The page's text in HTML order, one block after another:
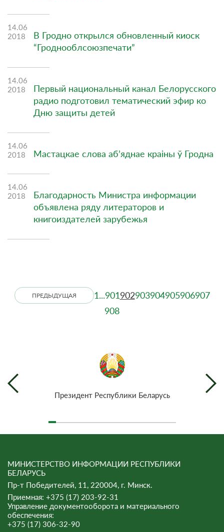
14.06
2018
В Гродно открылся обновленный киоск
“Гроднооблсоюзпечати”
14.06
2018
Первый национальный канал Белорусского
радио подготовил тематический эфир ко
Дню защиты детей
14.06
2018
Мастацкае слова аб’яднае краіны ў Гродна
14.06
2018
Благодарность Министра информации
объявлена ряду литераторов и
книгоиздателей зарубежья
ПРЕДЫДУЩАЯ 1...901902903904905906907
908
Президент Республики Беларусь
МИНИСТЕРСТВО ИНФОРМАЦИИ РЕСПУБЛИКИ
БЕЛАРУСЬ
Пр-т Победителей, 11, 220004, г. Минск.
Приемная: +375 (17) 203-92-31
Управление документооборота и материального
обеспечения:
+375 (17) 306-32-90